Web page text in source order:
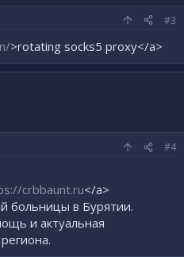
#3
>rotating socks5 proxy</a>
#4
crbbaunt.ru</a>
больницы в Бурятии.
и актуальная